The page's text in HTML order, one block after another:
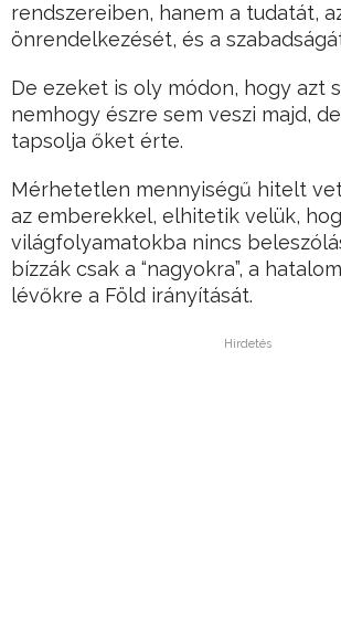
rendszereiben, hanem a tudatát,
önrendelkezését, és a
De ezeket is oly módon, hogy azt
nemhogy észre sem veszi majd,
tapsolja őket érte.
Mérhetetlen mennyiségű hitelt
az emberekkel, elhitetik velük,
világfolyamatokba nincs
bízzák csak a “nagyokra”, a
lévőkre a Föld irányítását.
Hirdetés